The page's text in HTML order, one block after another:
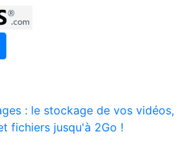
: le stockage de vos vidéos,
fichiers jusqu'à 2Go !